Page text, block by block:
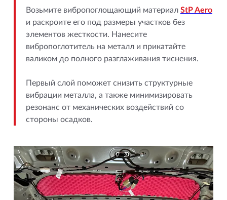
Возьмите вибропоглощающий материал StP Aero
и раскроите его под размеры участков без
элементов жесткости. Нанесите
вибропоглотитель на металл и прикатайте
валиком до полного разглаживания тиснения.
Первый слой поможет снизить структурные
вибрации металла, а также минимизировать
резонанс от механических воздействий со
стороны осадков.